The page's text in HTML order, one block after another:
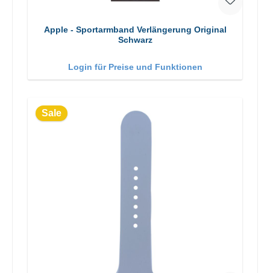
Apple - Sportarmband Verlängerung Original
Schwarz
Login für Preise und Funktionen
Sale